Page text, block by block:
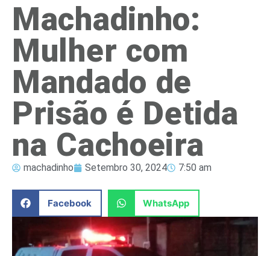
Machadinho:
Mulher com
Mandado de
Prisão é Detida
na Cachoeira
machadinho Setembro 30, 2024 7:50 am
Facebook WhatsApp